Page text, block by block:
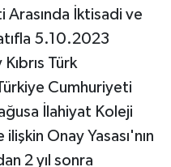
Arasında İktisadi ve
5.10.2023
Türk
Cumhuriyeti
İlahiyat Koleji
Onay Yasası'nın
2 yıl sonra